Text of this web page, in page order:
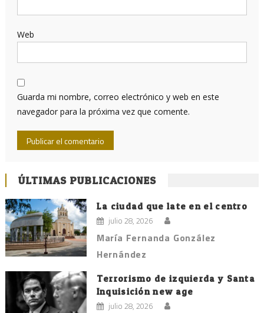
Web
Guarda mi nombre, correo electrónico y web en este
navegador para la próxima vez que comente.
ÚLTIMAS PUBLICACIONES
La ciudad que late en el centro
julio 28, 2026
María Fernanda González
Hernández
Terrorismo de izquierda y Santa
Inquisición new age
julio 28, 2026